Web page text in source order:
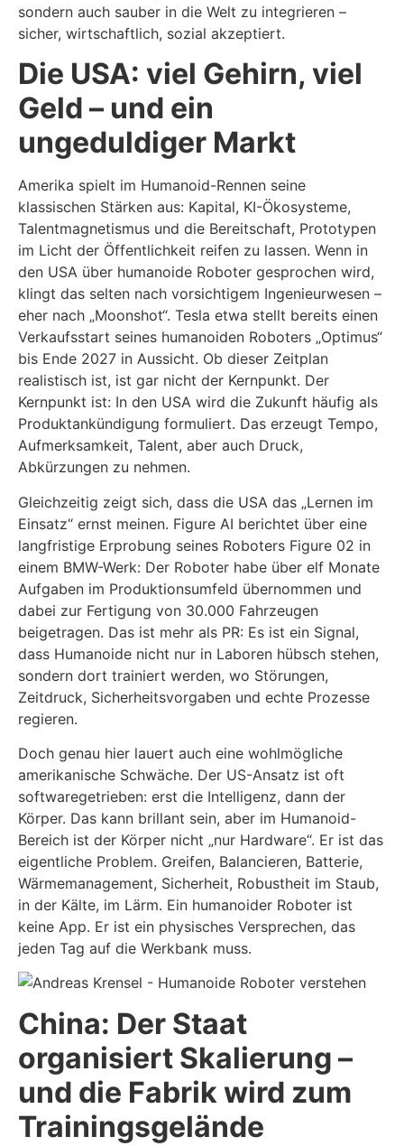
sondern auch sauber in die Welt zu integrieren –
sicher, wirtschaftlich, sozial akzeptiert.
Die USA: viel Gehirn, viel
Geld – und ein
ungeduldiger Markt
Amerika spielt im Humanoid-Rennen seine
klassischen Stärken aus: Kapital, KI-Ökosysteme,
Talentmagnetismus und die Bereitschaft, Prototypen
im Licht der Öffentlichkeit reifen zu lassen. Wenn in
den USA über humanoide Roboter gesprochen wird,
klingt das selten nach vorsichtigem Ingenieurwesen –
eher nach „Moonshot“. Tesla etwa stellt bereits einen
Verkaufsstart seines humanoiden Roboters „Optimus“
bis Ende 2027 in Aussicht. Ob dieser Zeitplan
realistisch ist, ist gar nicht der Kernpunkt. Der
Kernpunkt ist: In den USA wird die Zukunft häufig als
Produktankündigung formuliert. Das erzeugt Tempo,
Aufmerksamkeit, Talent, aber auch Druck,
Abkürzungen zu nehmen.
Gleichzeitig zeigt sich, dass die USA das „Lernen im
Einsatz“ ernst meinen. Figure AI berichtet über eine
langfristige Erprobung seines Roboters Figure 02 in
einem BMW-Werk: Der Roboter habe über elf Monate
Aufgaben im Produktionsumfeld übernommen und
dabei zur Fertigung von 30.000 Fahrzeugen
beigetragen. Das ist mehr als PR: Es ist ein Signal,
dass Humanoide nicht nur in Laboren hübsch stehen,
sondern dort trainiert werden, wo Störungen,
Zeitdruck, Sicherheitsvorgaben und echte Prozesse
regieren.
Doch genau hier lauert auch eine wohlmögliche
amerikanische Schwäche. Der US-Ansatz ist oft
softwaregetrieben: erst die Intelligenz, dann der
Körper. Das kann brillant sein, aber im Humanoid-
Bereich ist der Körper nicht „nur Hardware“. Er ist das
eigentliche Problem. Greifen, Balancieren, Batterie,
Wärmemanagement, Sicherheit, Robustheit im Staub,
in der Kälte, im Lärm. Ein humanoider Roboter ist
keine App. Er ist ein physisches Versprechen, das
jeden Tag auf die Werkbank muss.
China: Der Staat
organisiert Skalierung –
und die Fabrik wird zum
Trainingsgelände